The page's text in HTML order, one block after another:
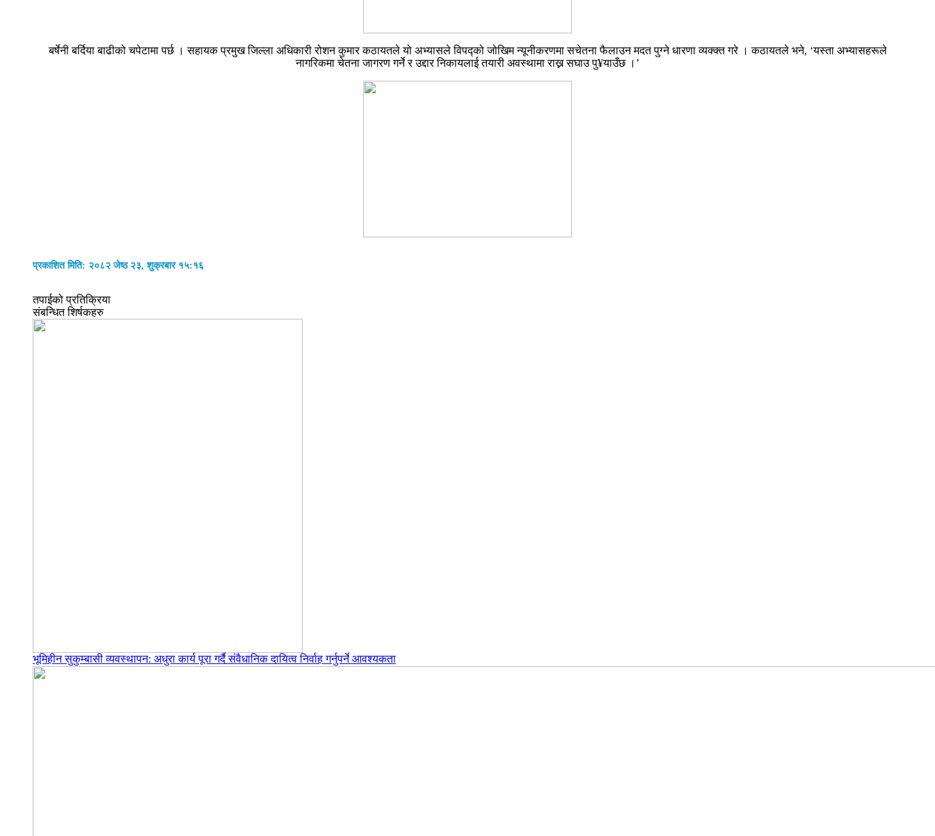
बर्षेनी बर्दिया बाढीको चपेटामा पर्छ । सहायक प्रमुख जिल्ला अधिकारी रोशन कुमार कठायतले यो अभ्यासले विपद्को जोखिम न्यूनीकरणमा सचेतना फैलाउन मदत पुग्ने धारणा व्यक्क्त गरे । कठायतले भने, ‘यस्ता अभ्यासहरूले
नागरिकमा चेतना जागरण गर्ने र उद्दार निकायलाई तयारी अवस्थामा राख्न सघाउ पु¥याउँछ ।’
प्रकाशित मिति: २०८२ जेष्ठ २३, शुक्रबार १५:१६
तपाईको प्रतिक्रिया
संबन्धित शिर्षकहरु
भूमिहीन सुकुम्बासी व्यवस्थापन: अधुरा कार्य पूरा गर्दै संवैधानिक दायित्व निर्वाह गर्नुपर्ने आवश्यकता